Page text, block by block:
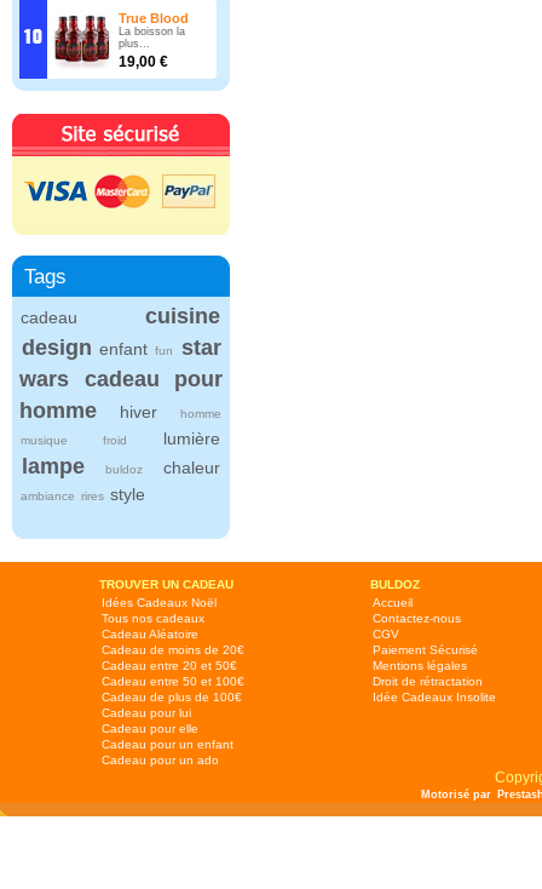
True Blood
La boisson la
plus...
19,00 €
Tags
cadeau
cuisine
design enfant fun
star
wars
cadeau pour
homme
hiver
homme
musique
froid lumière
lampe buldoz chaleur
ambiance rires style
TROUVER UN CADEAU
BULDOZ
Idées Cadeaux Noël
Tous nos cadeaux
Cadeau Aléatoire
Cadeau de moins de 20€
Cadeau entre 20 et 50€
Cadeau entre 50 et 100€
Cadeau de plus de 100€
Cadeau pour lui
Cadeau pour elle
Cadeau pour un enfant
Cadeau pour un ado
Accueil
Contactez-nous
CGV
Paiement Sécurisé
Mentions légales
Droit de rétractation
Idée Cadeaux Insolite
Motorisé par